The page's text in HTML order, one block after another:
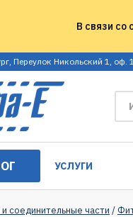
В связи со
Переулок Никольский 1, оф.
УСЛУГИ
соединительные части /